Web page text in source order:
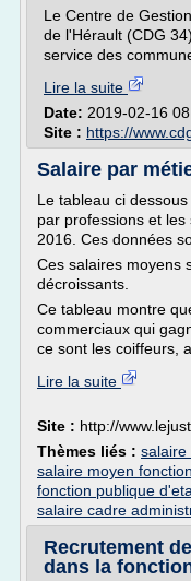
Le Centre de
de l'Hérault (CDG
service des
Lire la suite
Date: 2019-02-16
Site : https://
Salaire par
Le tableau ci
par professions et
2016. Ces données
Ces salaires moyens
décroissants.
Ce tableau montre
commerciaux qui
ce sont les coiffeurs,
Lire la suite
Site : http://
Thèmes liés : salaire
salaire moyen
fonction publique
salaire cadre
Recrutement
dans la